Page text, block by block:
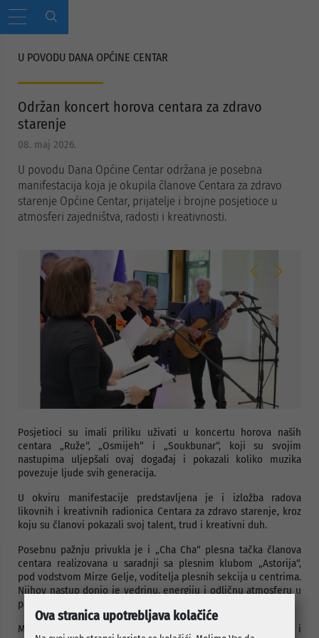
U POVODU DANA OPĆINE CENTAR
Održan koncert horova centara za zdravo
starenje
08. maj 2026.
U povodu Dana Općine Centar održana je posebna
manifestacija koja je okupila članove Centara za zdravo
starenje Općine Centar, prijatelje i brojne posjetioce u
atmosferi zajedništva, radosti i kreativnosti.
Posjetioci su imali priliku uživati u koncertu horova naših
centara „Ruže“, „Osmijeh“ i „Soukbunar“, koji su svojim
nastupima uljepšali ovaj događaj i pokazali koliko muzika
povezuje ljude svih generacija.
U okviru manifestacije predstavljena je i izložba radova
likovnih i kreativnih radionica Centara za zdravo starenje, kroz
koju su članovi pokazali svoj talent, trud i kreativni duh.
Posebnu pažnju privukla je i „Cha Cha“ plesna tačka članova
centara realizovana u saradnji sa plesnim klubom „Astorija“,
pod vodstvom Mirze Gelje, voditelja plesnih sekcija u centrima.
Njihov nastup donio je vedrinu, energiju i odličnu atmosferu u
park ispred Evropske kuċe kulture i nacionalnih manjina.
Manifestacija je završena zajedničkim druženjem i
Ova stranica upotrebljava kolačiće